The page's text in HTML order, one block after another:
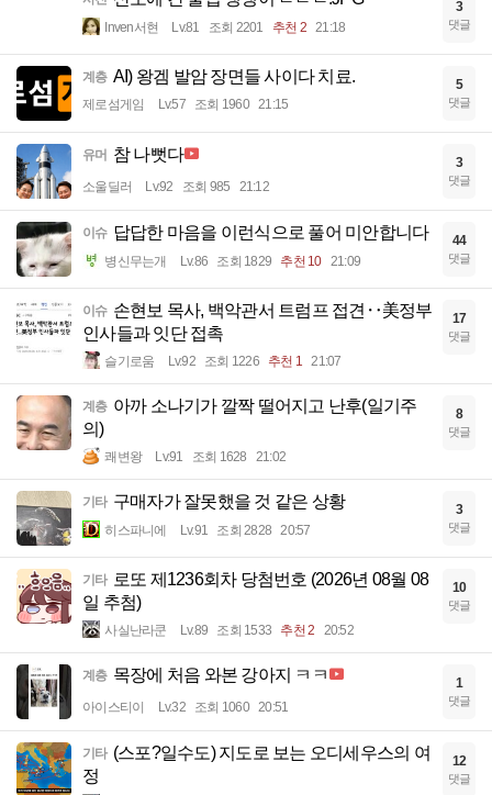
Inven서현 Lv.81 조회 2201 추천 2 21:18
3
댓글
계층 AI) 왕겜 발암 장면들 사이다 치료.
제로섬게임 Lv.57 조회 1960 21:15
5
댓글
유머 참 나뻣다
소울딜러 Lv.92 조회 985 21:12
3
댓글
이슈 답답한 마음을 이런식으로 풀어 미안합니다
병신무는개 Lv.86 조회 1829 추천 10 21:09
44
댓글
이슈 손현보 목사, 백악관서 트럼프 접견‥美정부
인사들과 잇단 접촉
슬기로움 Lv.92 조회 1226 추천 1 21:07
17
댓글
계층 아까 소나기가 깔짝 떨어지고 난후(일기주
의)
쾌변왕 Lv.91 조회 1628 21:02
8
댓글
기타 구매자가 잘못했을 것 같은 상황
히스파니에 Lv.91 조회 2828 20:57
3
댓글
기타 로또 제1236회차 당첨번호 (2026년 08월 08
일 추첨)
사실난라쿤 Lv.89 조회 1533 추천 2 20:52
10
댓글
계층 목장에 처음 와본 강아지 ㅋㅋ
아이스티이 Lv.32 조회 1060 20:51
1
댓글
기타 (스포?일수도) 지도로 보는 오디세우스의 여
정
12
댓글